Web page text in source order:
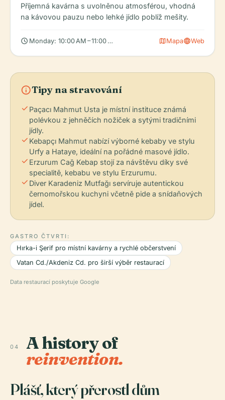
Příjemná kavárna s uvolněnou atmosférou, vhodná
na kávovou pauzu nebo lehké jídlo poblíž mešity.
schedule Monday: 10:00 AM – 11:00 PM, Tuesday: 10:00 AM – 11:00 PM,
mapMapalanguageWeb
infoTipy na stravování
check Paçacı Mahmut Usta je místní instituce známá
polévkou z jehněčích nožiček a sytými tradičními
jídly.
check Kebapçı Mahmut nabízí výborné kebaby ve stylu
Urfy a Hataye, ideální na pořádné masové jídlo.
check Erzurum Cağ Kebap stojí za návštěvu díky své
specialitě, kebabu ve stylu Erzurumu.
check Diver Karadeniz Mutfağı servíruje autentickou
černomořskou kuchyni včetně pide a snídaňových
jídel.
GASTRO ČTVRTI:
Hırka-i Şerif pro místní kavárny a rychlé občerstvení
Vatan Cd./Akdeniz Cd. pro širší výběr restaurací
Data restaurací poskytuje Google
04 A history of
reinvention.
Plášť, který přerostl dům